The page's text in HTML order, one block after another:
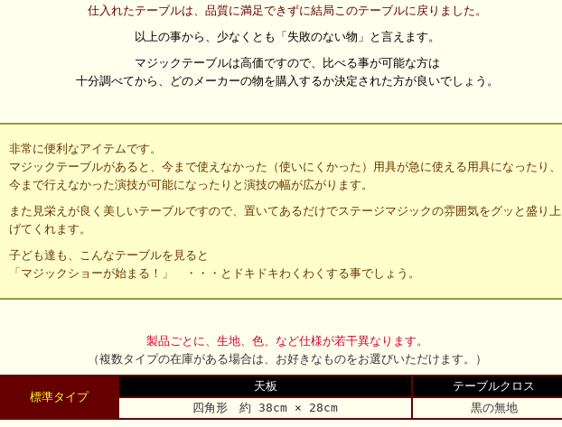
仕入れたテーブルは、品質に満足できずに結局このテーブルに戻りました。
以上の事から、少なくとも「失敗のない物」と言えます。
マジックテーブルは高価ですので、比べる事が可能な方は
十分調べてから、どのメーカーの物を購入するか決定された方が良いでしょう。
非常に便利なアイテムです。
マジックテーブルがあると、今まで使えなかった（使いにくかった）用具が急に使える用具になったり、
今まで行えなかった演技が可能になったりと演技の幅が広がります。
また見栄えが良く美しいテーブルですので、置いてあるだけでステージマジックの雰囲気をグッと盛り上
げてくれます。
子ども達も、こんなテーブルを見ると
「マジックショーが始まる！」 ・・・とドキドキわくわくする事でしょう。
製品ごとに、生地、色、など仕様が若干異なります。
（複数タイプの在庫がある場合は、お好きなものをお選びいただけます。）
標準タイプ
天板
テーブルクロス
四角形 約 38cm × 28cm
黒の無地